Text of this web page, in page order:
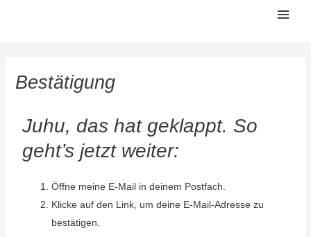
Bestätigung
Juhu, das hat geklappt. So
geht’s jetzt weiter:
Öffne meine E-Mail in deinem Postfach.
Klicke auf den Link, um deine E-Mail-Adresse zu
bestätigen.